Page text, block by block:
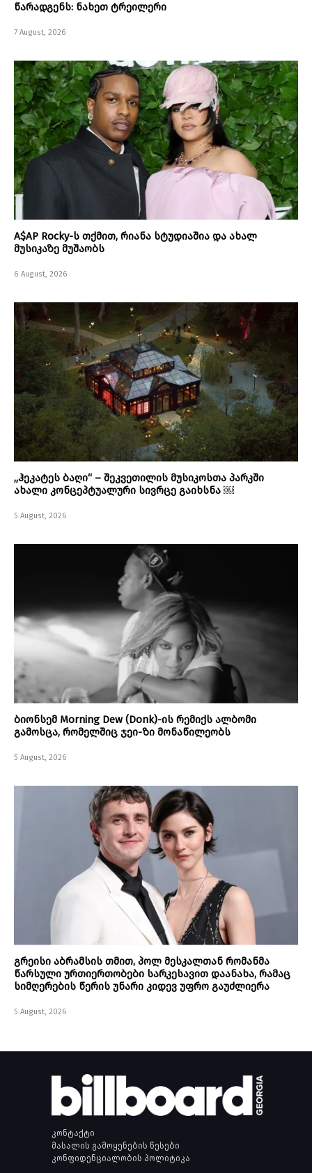
წარადგენს: ნახეთ ტრეილერი
7 August, 2026
A$AP Rocky-ს თქმით, რიანა სტუდიაშია და ახალ
მუსიკაზე მუშაობს
6 August, 2026
„ჰეკატეს ბაღი“ – შეკვეთილის მუსიკოსთა პარკში
ახალი კონცეპტუალური სივრცე გაიხსნა ￼
5 August, 2026
ბიონსემ Morning Dew (Donk)-ის რემიქს ალბომი
გამოსცა, რომელშიც ჯეი-ზი მონაწილეობს
5 August, 2026
გრეისი აბრამსის თმით, პოლ მესკალთან რომანმა
წარსული ურთიერთობები სარკესავით დაანახა, რამაც
სიმღერების წერის უნარი კიდევ უფრო გაუძლიერა
5 August, 2026
კონტაქტი
მასალის გამოყენების წესები
კონფიდენციალობის პოლიტიკა